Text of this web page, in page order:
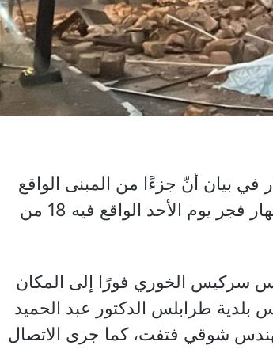
في بيان أنّ جزءًا من المبنى الواقع
على العقار رقم 1 في الرمانة – طرابلس انهار فجر يوم الأحد الواقع فيه 18 من
سركيس الخوري فورًا إلى المكان
بلدية طرابلس الدكتور عبد الحميد
شوقي فتفت، كما جرى الاتصال